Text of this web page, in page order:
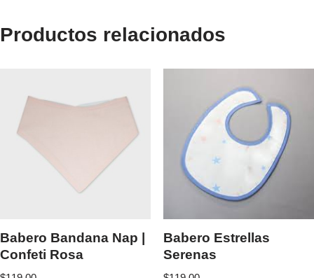
Productos relacionados
Babero Bandana Nap |
Confeti Rosa
Babero Estrellas
Serenas